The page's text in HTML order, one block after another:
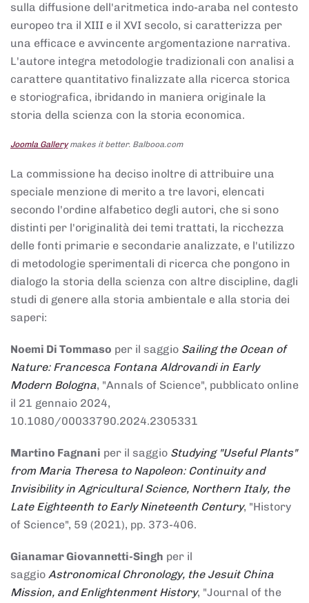
sulla diffusione dell'aritmetica indo-araba nel contesto
europeo tra il XIII e il XVI secolo, si caratterizza per
una efficace e avvincente argomentazione narrativa.
L'autore integra metodologie tradizionali con analisi a
carattere quantitativo finalizzate alla ricerca storica
e storiografica, ibridando in maniera originale la
storia della scienza con la storia economica.
Joomla Gallerymakes it better. Balbooa.com
La commissione ha deciso inoltre di attribuire una
speciale menzione di merito a tre lavori, elencati
secondo l'ordine alfabetico degli autori, che si sono
distinti per l'originalità dei temi trattati, la ricchezza
delle fonti primarie e secondarie analizzate, e l'utilizzo
di metodologie sperimentali di ricerca che pongono in
dialogo la storia della scienza con altre discipline, dagli
studi di genere alla storia ambientale e alla storia dei
saperi:
Noemi Di Tommaso per il saggio Sailing the Ocean of
Nature: Francesca Fontana Aldrovandi in Early
Modern Bologna, "Annals of Science", pubblicato online
il 21 gennaio 2024,
10.1080/00033790.2024.2305331
Martino Fagnani per il saggio Studying "Useful Plants"
from Maria Theresa to Napoleon: Continuity and
Invisibility in Agricultural Science, Northern Italy, the
Late Eighteenth to Early Nineteenth Century, "History
of Science", 59 (2021), pp. 373-406.
Gianamar Giovannetti-Singh per il
saggio Astronomical Chronology, the Jesuit China
Mission, and Enlightenment History, "Journal of the